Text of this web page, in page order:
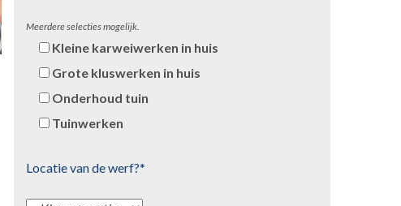
Meerdere selecties mogelijk.
Kleine karweiwerken in huis
Grote kluswerken in huis
Onderhoud tuin
Tuinwerken
Locatie van de werf?*